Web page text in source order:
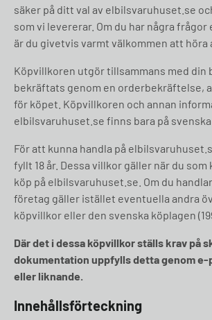
säker på ditt val av elbilsvaruhuset.se
som vi levererar. Om du har några
är du givetvis varmt välkommen att höra
Köpvillkoren utgör tillsammans med din
bekräftats genom en orderbekräftelse,
för köpet. Köpvillkoren och annan
elbilsvaruhuset.se finns bara på svenska.
För att kunna handla på
fyllt 18 år. Dessa villkor gäller när du
köp på elbilsvaruhuset.se. Om du
företag gäller istället eventuella andra
köpvillkor eller den svenska köplagen
Där det i dessa köpvillkor ställs krav på
dokumentation uppfylls detta genom e-
eller liknande.
Innehållsförteckning